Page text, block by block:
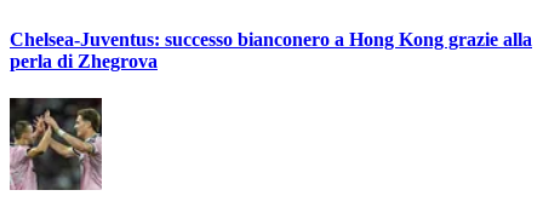
Chelsea-Juventus: successo bianconero a Hong Kong grazie alla
perla di Zhegrova